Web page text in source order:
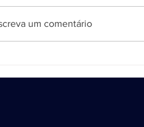
um comentário